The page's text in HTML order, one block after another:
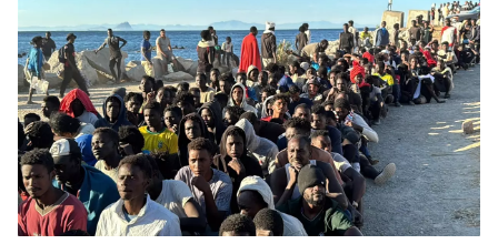
ANULADA A GAVILANES
Nuevo varapalo a Jácome: tumban la adjudicación
del autobús urbano de Ourense